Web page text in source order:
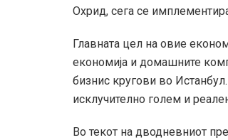
Охрид, сега се
Главната цел на овие
економија и домашните
бизнис кругови во
исклучително голем и
Во текот на дводневниот